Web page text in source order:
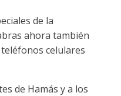
de la
ahora también
celulares
de Hamás y a los